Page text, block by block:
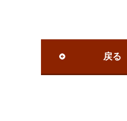
戻る